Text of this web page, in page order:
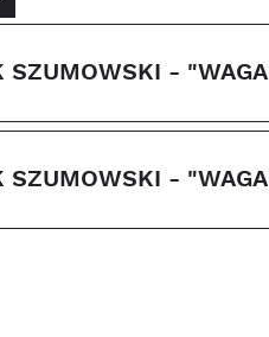
SZUMOWSKI -
SZUMOWSKI -